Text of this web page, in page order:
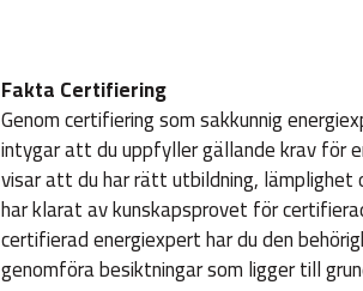
Fakta Certifiering
Genom certifiering som sakkunnig
intygar att du uppfyller gällande krav för
visar att du har rätt utbildning,
har klarat av kunskapsprovet för
certifierad energiexpert har du den
genomföra besiktningar som ligger till